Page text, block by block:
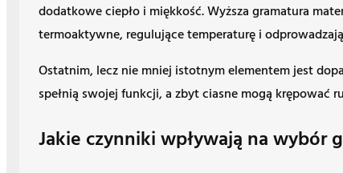
dodatkowe ciepło i miękkość. Wyższa gramatura
termoaktywne, regulujące temperaturę i
Ostatnim, lecz nie mniej istotnym elementem jest
spełnią swojej funkcji, a zbyt ciasne mogą krępować
Jakie czynniki wpływają na wybór